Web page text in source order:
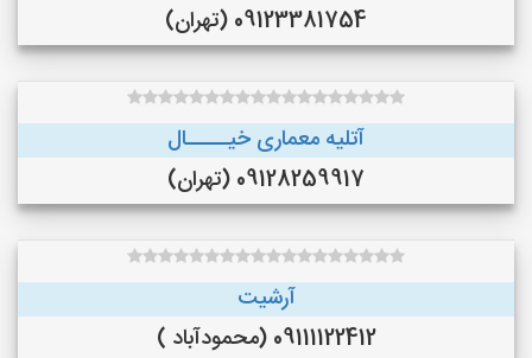
09123381754 (تهران)
آتلیه معماری خیـــــال
09128259917 (تهران)
آرشیت
09111122412 (محمودآباد )